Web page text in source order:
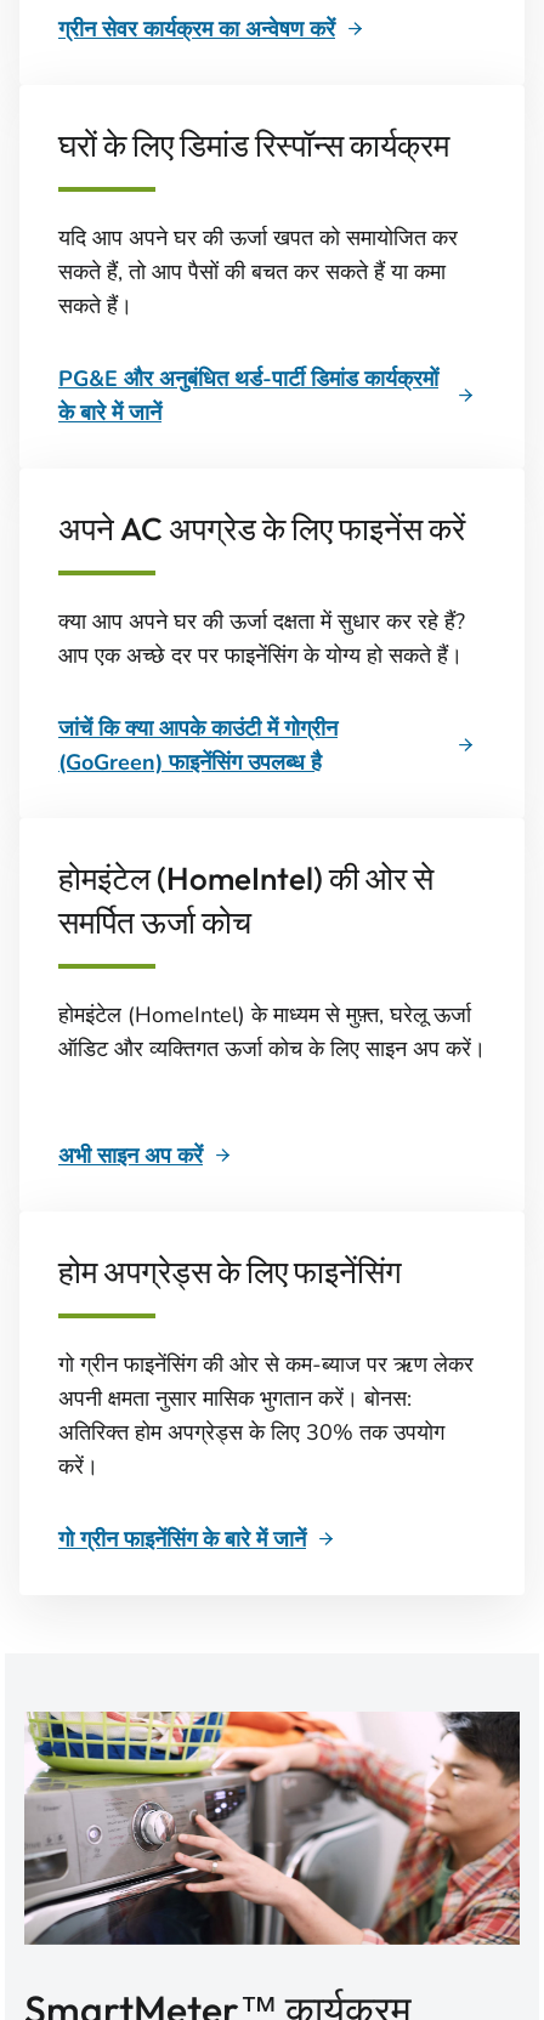
ग्रीन सेवर कार्यक्रम का अन्वेषण करें
घरों के लिए डिमांड रिस्पॉन्स कार्यक्रम
यदि आप अपने घर की ऊर्जा खपत को समायोजित कर
सकते हैं, तो आप पैसों की बचत कर सकते हैं या कमा
सकते हैं।
PG&E और अनुबंधित थर्ड-पार्टी डिमांड कार्यक्रमों
के बारे में जानें
अपने AC अपग्रेड के लिए फाइनेंस करें
क्या आप अपने घर की ऊर्जा दक्षता में सुधार कर रहे हैं?
आप एक अच्छे दर पर फाइनेंसिंग के योग्य हो सकते हैं।
जांचें कि क्या आपके काउंटी में गोग्रीन
(GoGreen) फाइनेंसिंग उपलब्ध है
होमइंटेल (HomeIntel) की ओर से
समर्पित ऊर्जा कोच
होमइंटेल (HomeIntel) के माध्यम से मुफ़्त, घरेलू ऊर्जा
ऑडिट और व्यक्तिगत ऊर्जा कोच के लिए साइन अप करें।
अभी साइन अप करें
होम अपग्रेड्स के लिए फाइनेंसिंग
गो ग्रीन फाइनेंसिंग की ओर से कम-ब्‍याज पर ऋण लेकर
अपनी क्षमता नुसार मासिक भुगतान करें। बोनस:
अतिरिक्‍त होम अपग्रेड्स के लिए 30% तक उपयोग
करें।
गो ग्रीन फाइनेंसिंग के बारे में जानें
SmartMeter™ कार्यक्रम